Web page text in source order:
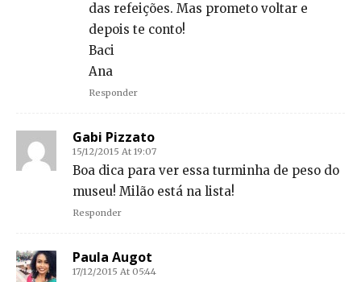
das refeições. Mas prometo voltar e
depois te conto!
Baci
Ana
Responder
Gabi Pizzato
15/12/2015 At 19:07
Boa dica para ver essa turminha de peso do
museu! Milão está na lista!
Responder
Paula Augot
17/12/2015 At 05:44